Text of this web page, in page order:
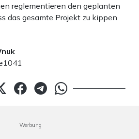
reglementieren den geplanten
das gesamte Projekt zu kippen
Werbung